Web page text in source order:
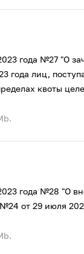
года №27 "О
года лиц,
квоты
года №28 "О
от 29 июля